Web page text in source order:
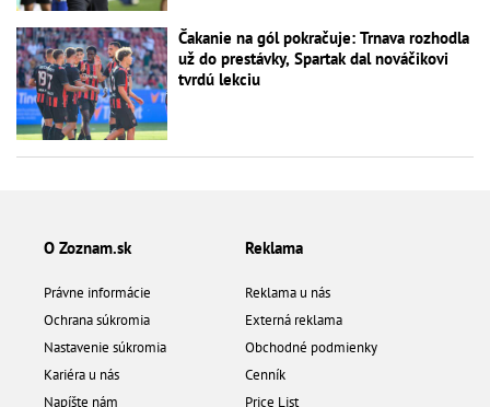
Čakanie na gól pokračuje: Trnava rozhodla
už do prestávky, Spartak dal nováčikovi
tvrdú lekciu
O Zoznam.sk
Právne informácie
Ochrana súkromia
Nastavenie súkromia
Kariéra u nás
Napíšte nám
Reklama
Reklama u nás
Externá reklama
Obchodné podmienky
Cenník
Price List